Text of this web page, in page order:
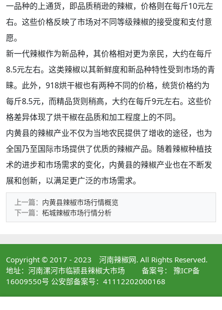
一品种的上通货，即品质稍逊的辣椒，价格则在每斤10元左
右。这些价格反映了市场对不同等级辣椒的接受度和支付意
愿。
新一代辣椒作为新品种，其价格相对更为亲民，大约在每斤
8.5元左右。这类辣椒以其新鲜度和新品种特性受到市场的青
睐。此外，918烘干椒也有两种不同的价格，统货价格约为
每斤8.5元，而精品货则稍高，大约在每斤9元左右。这些价
格差异体现了烘干椒在品质和加工程度上的不同。
内黄县的辣椒产业不仅为当地农民提供了增收的途径，也为
全国乃至国际市场提供了优质的辣椒产品。随着辣椒种植技
术的进步和市场需求的变化，内黄县的辣椒产业也在不断发
展和创新，以满足更广泛的市场需求。
上一篇： 内黄县辣椒市场行情概览
下一篇： 柘城辣椒市场行情分析
Copyright © 2017 - 2023 河南辣椒网. All Rights Reserved.
地址：河南漯河市临颍县辣椒大市场 备案号： 豫ICP备
16009550号 公安部备案号：41112202000168